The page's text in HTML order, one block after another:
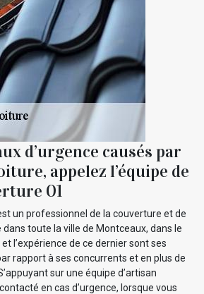
d’urgence causés par
appelez l’équipe de
01
un professionnel de la couverture et de
toute la ville de Montceaux, dans le
l’expérience de ce dernier sont ses
rapport à ses concurrents et en plus de
sur une équipe d’artisan
en cas d’urgence, lorsque vous